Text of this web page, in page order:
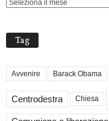
Tag
Avvenire Barack Obama
Centrodestra Chiesa